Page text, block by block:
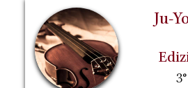
Ju-